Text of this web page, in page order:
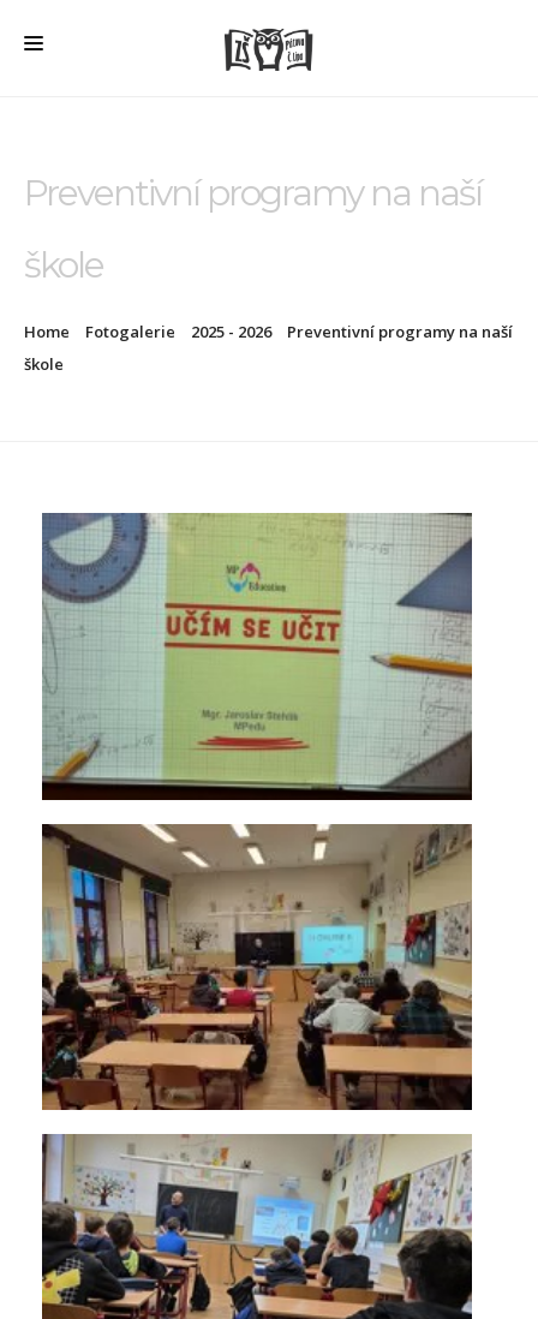
ŠD + ŠK
ÚŘEDNÍ DESKA
KONTAKTY
Preventivní programy na naší
škole
Home Fotogalerie 2025 - 2026
Preventivní programy na naší
škole